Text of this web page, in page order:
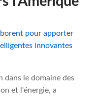
pour apporter
innovantes
dans le domaine des
et l'énergie, a